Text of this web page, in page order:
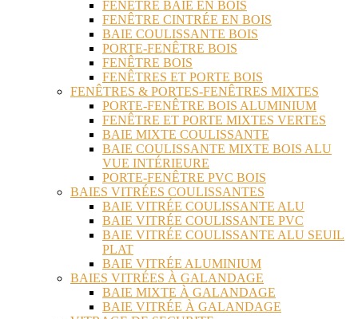
FENÊTRE BAIE EN BOIS
FENÊTRE CINTRÉE EN BOIS
BAIE COULISSANTE BOIS
PORTE-FENÊTRE BOIS
FENÊTRE BOIS
FENÊTRES ET PORTE BOIS
FENÊTRES & PORTES-FENÊTRES MIXTES
PORTE-FENÊTRE BOIS ALUMINIUM
FENÊTRE ET PORTE MIXTES VERTES
BAIE MIXTE COULISSANTE
BAIE COULISSANTE MIXTE BOIS ALU
VUE INTÉRIEURE
PORTE-FENÊTRE PVC BOIS
BAIES VITRÉES COULISSANTES
BAIE VITRÉE COULISSANTE ALU
BAIE VITRÉE COULISSANTE PVC
BAIE VITRÉE COULISSANTE ALU SEUIL
PLAT
BAIE VITRÉE ALUMINIUM
BAIES VITRÉES À GALANDAGE
BAIE MIXTE À GALANDAGE
BAIE VITRÉE À GALANDAGE